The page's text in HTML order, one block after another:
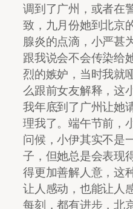
调到了广州，或者在
致，九月份她到北京
腺炎的点滴，小严甚
跟我说会不会传染给
烈的嫉妒，当时我就
么跟前女友解释，这
我年底到了广州让她
理我了。端午节前，
问候，小伊其实不是
子，但她总是会表现
得更加善解人意，这
让人感动，也能让人
每刻，都有进步，北